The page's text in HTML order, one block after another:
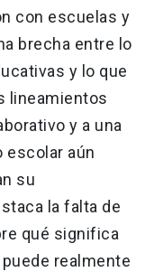
con escuelas y
brecha entre lo
y lo que
lineamientos
y a una
escolar aún
su
la falta de
qué significa
realmente